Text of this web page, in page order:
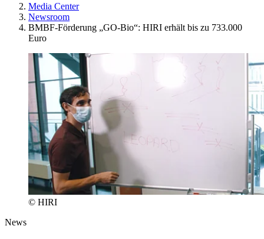
Media Center
Newsroom
BMBF-Förderung „GO-Bio“: HIRI erhält bis zu 733.000
Euro
© HIRI
News